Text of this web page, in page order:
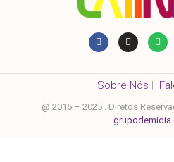
Sobre Nós
@ 2015 – 2025 . Diretos